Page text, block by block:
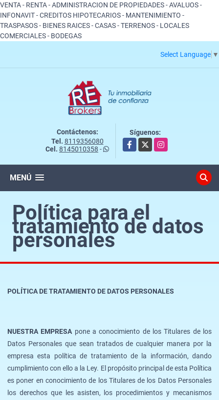
VENTA - RENTA - ADMINISTRACION DE PROPIEDADES - AVALUOS -
INFONAVIT - CREDITOS HIPOTECARIOS - MANTENIMIENTO -
TRASPASOS - BIENES RAICES - CASAS - TERRENOS - LOCALES
COMERCIALES - BODEGAS
Select Language ▼
Contáctenos:
Tel. 8119356080
Cel. 8145010358 -
Síguenos:
Facebook
X Instagram
MENÚ
Política para el
tratamiento de datos
personales
POLÍTICA DE TRATAMIENTO DE DATOS PERSONALES
NUESTRA EMPRESA pone a conocimiento de los Titulares de los
Datos Personales que sean tratados de cualquier manera por la
empresa esta política de tratamiento de la información, dando
cumplimiento con ello a la Ley. El propósito principal de esta Política
es poner en conocimiento de los Titulares de los Datos Personales
los derechos que les asisten, los procedimientos y mecanismos